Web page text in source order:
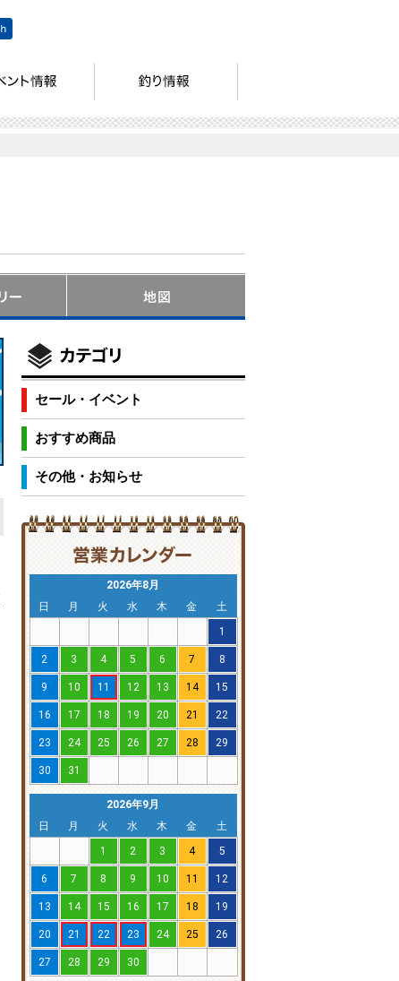
セール・イベント
おすすめ商品
その他・お知らせ
2026年8月
日
月 火 水 木 金
土
1
2 3 4 5 6 7 8
9 10 11 12 13 14 15
16 17 18 19 20 21 22
23 24 25 26 27 28 29
30 31
2026年9月
日
月 火 水 木 金
土
1
2 3 4 5
6 7 8 9 10 11 12
13 14 15 16 17 18 19
20 21 22 23 24 25 26
27 28 29 30